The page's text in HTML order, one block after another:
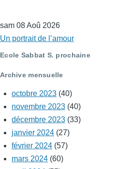
sam 08 Aoû 2026
Un portrait de l’amour
Ecole Sabbat S. prochaine
Archive mensuelle
octobre 2023 (40)
novembre 2023 (40)
décembre 2023 (33)
janvier 2024 (27)
février 2024 (57)
mars 2024 (60)